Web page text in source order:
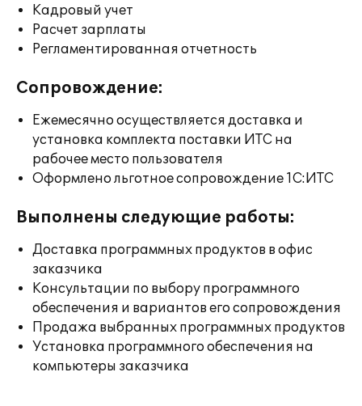
Кадровый учет
Расчет зарплаты
Регламентированная отчетность
Сопровождение:
Ежемесячно осуществляется доставка и
установка комплекта поставки ИТС на
рабочее место пользователя
Оформлено льготное сопровождение 1С:ИТС
Выполнены следующие работы:
Доставка программных продуктов в офис
заказчика
Консультации по выбору программного
обеспечения и вариантов его сопровождения
Продажа выбранных программных продуктов
Установка программного обеспечения на
компьютеры заказчика